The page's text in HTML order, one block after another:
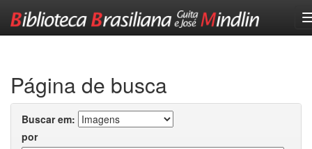
Página de busca
Buscar em:
por